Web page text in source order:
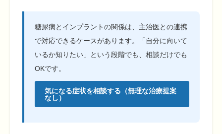
糖尿病とインプラントの関係は、主治医との連携
で対応できるケースがあります。「自分に向いて
いるか知りたい」という段階でも、相談だけでも
OKです。
気になる症状を相談する（無理な治療提案
なし）